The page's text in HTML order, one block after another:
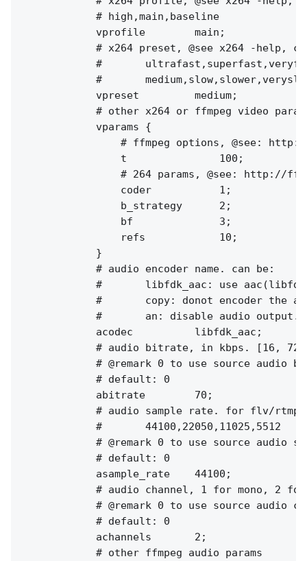
            # high,main,baseline
            vprofile        main;
# x264 preset, @see x264 -help,
#
#
            vpreset         medium;
# other x264 or ffmpeg video
            vparams {
# ffmpeg options, @see:
                t               100;
# 264 params, @see: http://
                coder           1;
                b_strategy      2;
                bf              3;
                refs            10;
            }
            # audio encoder name. can be:
#       libfdk_aac: use
#       copy: donot encoder the
            #       an: disable audio output.
            acodec          libfdk_aac;
# audio bitrate, in kbps. [16,
# @remark 0 to use source audio
            # default: 0
            abitrate        70;
# audio sample rate. for flv/
            #       44100,22050,11025,5512
# @remark 0 to use source audio
            # default: 0
            asample_rate    44100;
# audio channel, 1 for mono, 2
# @remark 0 to use source audio
            # default: 0
            achannels       2;
            # other ffmpeg audio params